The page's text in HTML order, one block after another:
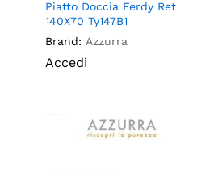
Piatto Doccia Ferdy Ret
140X70 Ty147B1
Brand: Azzurra
Accedi